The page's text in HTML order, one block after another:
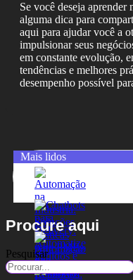
Se você deseja aprender
alguma dica para
aqui para ajudar você a
impulsionar seus
em constante evolução,
tendências e melhores
desempenho possível
Mais lidos
Procure aqui
Pesquisar